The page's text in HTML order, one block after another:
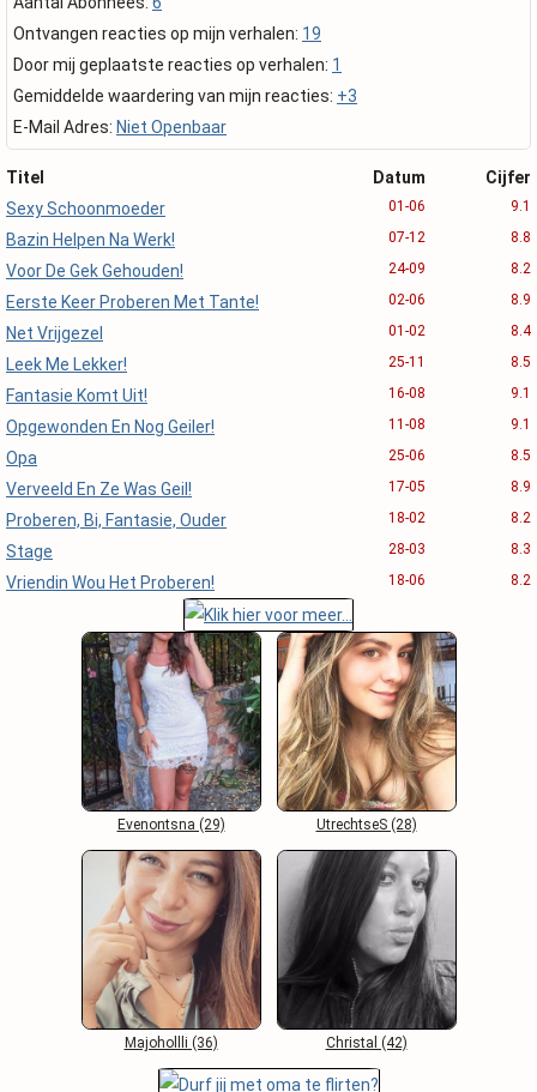
Ontvangen reacties op mijn verhalen: 19
Door mij geplaatste reacties op verhalen: 1
Gemiddelde waardering van mijn reacties: +3
E-Mail Adres: Niet Openbaar
Titel Datum
Cijfer
Sexy Schoonmoeder
01-06 9.1
Bazin Helpen Na Werk! 07-12 8.8
Voor De Gek Gehouden! 24-09 8.2
Eerste Keer Proberen Met Tante! 02-06 8.9
Net Vrijgezel 01-02 8.4
Leek Me Lekker! 25-11 8.5
Fantasie Komt Uit! 16-08 9.1
Opgewonden En Nog Geiler! 11-08 9.1
Opa 25-06 8.5
Verveeld En Ze Was Geil! 17-05 8.9
Proberen, Bi, Fantasie, Ouder 18-02 8.2
Stage 28-03 8.3
Vriendin Wou Het Proberen! 18-06 8.2
Evenontsna (29) UtrechtseS (28)
Majohollli (36) Christal (42)